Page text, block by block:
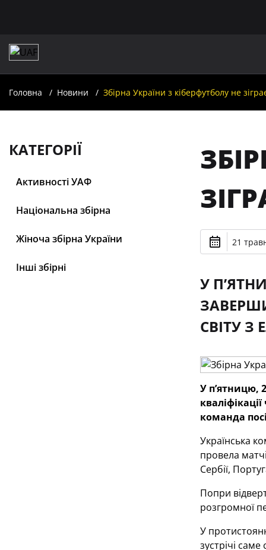
Головна Новини Збірна України з кіберфутболу не
КАТЕГОРІЇ
Активності УАФ
Національна збірна
Жіноча збірна України
Інші збірні
21
У
СВІТУ З
У п’ятницю,
команда
Українська
провела
Сербії,
Попри
розгромної
У
зустрічі